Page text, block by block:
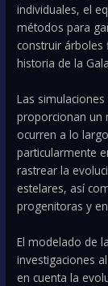
individuales, el
métodos para
construir
historia de la
Las
proporcionan un
ocurren a lo
particularmente
rastrear la
estelares, así
progenitoras y
El modelado de
investigaciones
en cuenta la